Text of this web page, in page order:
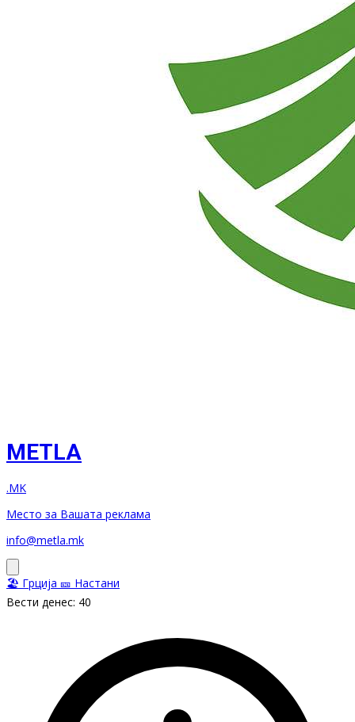
METLA
.MK
Место за Вашата реклама
info@metla.mk
🏖️ Грција 🎫 Настани
Вести денес: 40